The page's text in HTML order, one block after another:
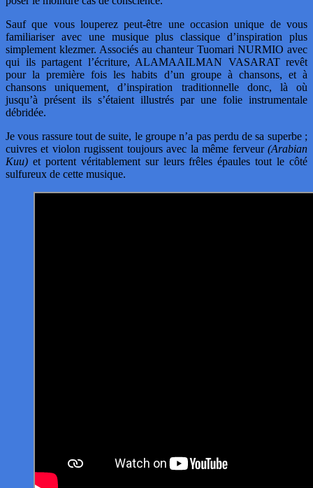
Sauf que vous louperez peut-être une occasion unique de vous
familiariser avec une musique plus classique d’inspiration plus
simplement klezmer. Associés au chanteur Tuomari NURMIO avec
qui ils partagent l’écriture, ALAMAAILMAN VASARAT revêt
pour la première fois les habits d’un groupe à chansons, et à
chansons uniquement, d’inspiration traditionnelle donc, là où
jusqu’à présent ils s’étaient illustrés par une folie instrumentale
débridée.
Je vous rassure tout de suite, le groupe n’a pas perdu de sa superbe ;
cuivres et violon rugissent toujours avec la même ferveur (Arabian
Kuu) et portent véritablement sur leurs frêles épaules tout le côté
sulfureux de cette musique.